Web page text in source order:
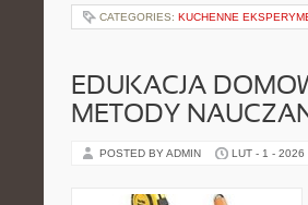
CATEGORIES: KUCHENNE
EDUKACJA
METODY
POSTED BY ADMIN LUT - 1 - 2026